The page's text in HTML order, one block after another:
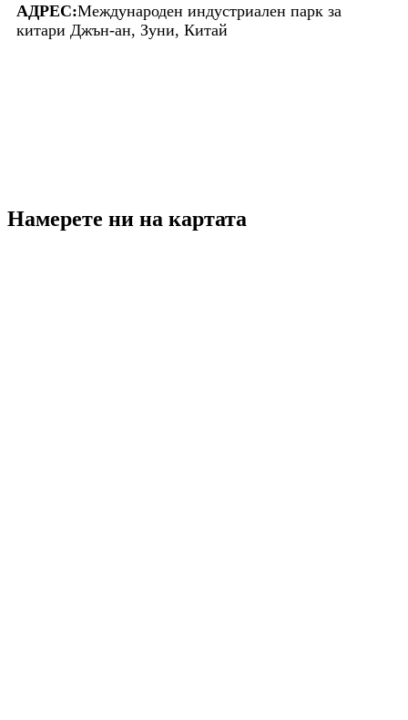
АДРЕС:Международен индустриален парк за
китари Джън-ан, Зуни, Китай
Намерете ни на картата